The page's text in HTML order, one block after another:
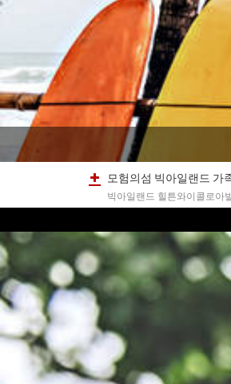
모험의섬 빅아일랜드 가
빅아일랜드 힐튼와이콜로아